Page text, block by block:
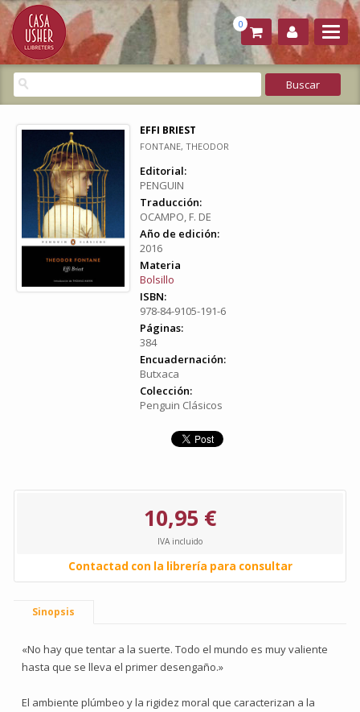
0
EFFI BRIEST
FONTANE, THEODOR
Editorial:
PENGUIN
Traducción:
OCAMPO, F. DE
Año de edición:
2016
Materia
Bolsillo
ISBN:
978-84-9105-191-6
Páginas:
384
Encuadernación:
Butxaca
Colección:
Penguin Clásicos
10,95 €
IVA incluido
Contactad con la librería para consultar
Sinopsis
«No hay que tentar a la suerte. Todo el mundo es muy valiente
hasta que se lleva el primer desengaño.»
El ambiente plúmbeo y la rigidez moral que caracterizan a la